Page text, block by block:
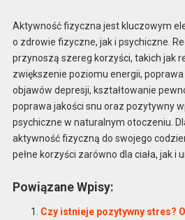
Aktywność fizyczna jest kluczowym
o zdrowie fizyczne, jak i psychiczne.
przynoszą szereg korzyści, takich jak
zwiększenie poziomu energii,
objawów depresji, kształtowanie
poprawa jakości snu oraz pozytywny
psychiczne w naturalnym otoczeniu.
aktywność fizyczną do swojego
pełne korzyści zarówno dla ciała, jak i
Powiązane Wpisy:
Czy istnieje pozytywny stres?